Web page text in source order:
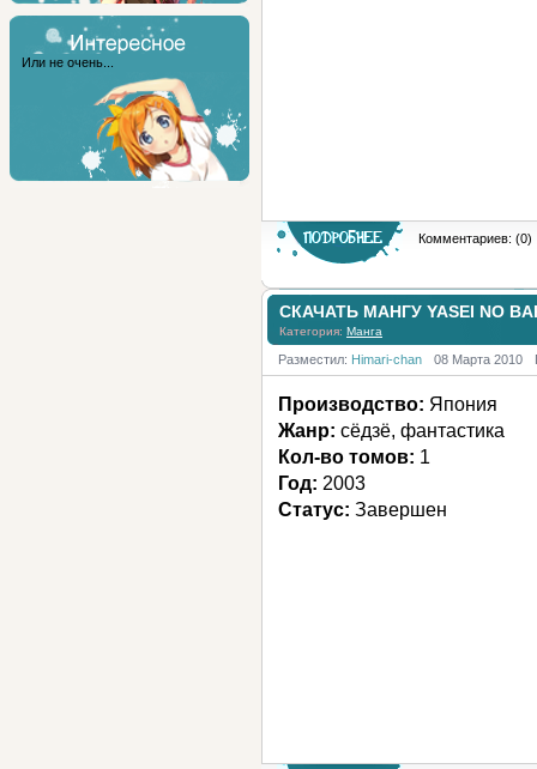
Или не очень...
Комментариев: (0)
СКАЧАТЬ МАНГУ YASEI NO
Категория: Манга
Разместил: Himari-chan 08 Марта 2010
Производство: Япония
Жанр: сёдзё, фантастика
Кол-во томов: 1
Год: 2003
Статус: Завершен